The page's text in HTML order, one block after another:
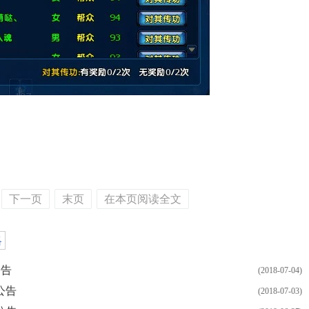
下一页 末页 在本页阅读全文
(2018-07-04)
(2018-07-03)
告